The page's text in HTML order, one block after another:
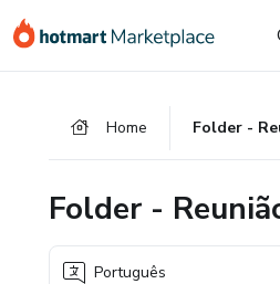
para
para
para
Home
Folder -
Português